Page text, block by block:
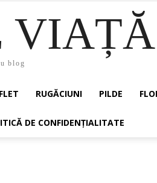
VIAȚĂ
blog
RUGĂCIUNI PILDE
DE CONFIDENȚIALITATE